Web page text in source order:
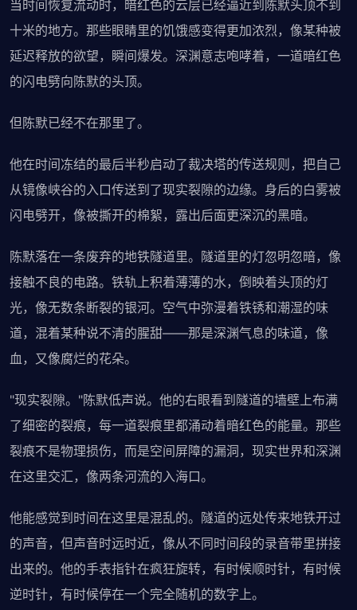
当时间恢复流动时，暗红色的云层已经逼近到陈默头顶不到
十米的地方。那些眼睛里的饥饿感变得更加浓烈，像某种被
延迟释放的欲望，瞬间爆发。深渊意志咆哮着，一道暗红色
的闪电劈向陈默的头顶。
但陈默已经不在那里了。
他在时间冻结的最后半秒启动了裁决塔的传送规则，把自己
从镜像峡谷的入口传送到了现实裂隙的边缘。身后的白雾被
闪电劈开，像被撕开的棉絮，露出后面更深沉的黑暗。
陈默落在一条废弃的地铁隧道里。隧道里的灯忽明忽暗，像
接触不良的电路。铁轨上积着薄薄的水，倒映着头顶的灯
光，像无数条断裂的银河。空气中弥漫着铁锈和潮湿的味
道，混着某种说不清的腥甜——那是深渊气息的味道，像
血，又像腐烂的花朵。
"现实裂隙。"陈默低声说。他的右眼看到隧道的墙壁上布满
了细密的裂痕，每一道裂痕里都涌动着暗红色的能量。那些
裂痕不是物理损伤，而是空间屏障的漏洞，现实世界和深渊
在这里交汇，像两条河流的入海口。
他能感觉到时间在这里是混乱的。隧道的远处传来地铁开过
的声音，但声音时远时近，像从不同时间段的录音带里拼接
出来的。他的手表指针在疯狂旋转，有时候顺时针，有时候
逆时针，有时候停在一个完全随机的数字上。